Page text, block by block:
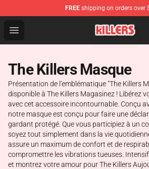
FREE shipping on orders over
Open menu
The Killers Shop - Official The
The Killers Masque
Présentation de l'emblématique "The Killers
disponible à The Killers Magasinez ! Libérez
avec cet accessoire incontournable. Conçu
notre masque est conçu pour faire une
gardant protégé. Que vous participiez à un
soyez tout simplement dans la vie
assure un maximum de confort et de
compromettre les vibrations tueuses.
et montrez votre amour pour The Killers